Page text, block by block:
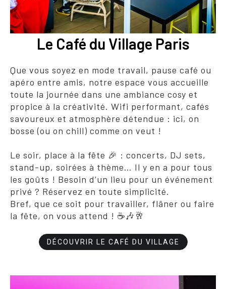
Le Café du Village Paris
Que vous soyez en mode travail, pause café ou
apéro entre amis, notre espace vous accueille
toute la journée dans une ambiance cosy et
propice à la créativité. Wifi performant, cafés
savoureux et atmosphère détendue : ici, on
bosse (ou on chill) comme on veut !
Le soir, place à la fête 🎉 : concerts, DJ sets,
stand-up, soirées à thème… Il y en a pour tous
les goûts ! Besoin d’un lieu pour un événement
privé ? Réservez en toute simplicité.
Bref, que ce soit pour travailler, flâner ou faire
la fête, on vous attend ! ☕🎶🥂
DÉCOUVRIR LE CAFÉ DU VILLAGE